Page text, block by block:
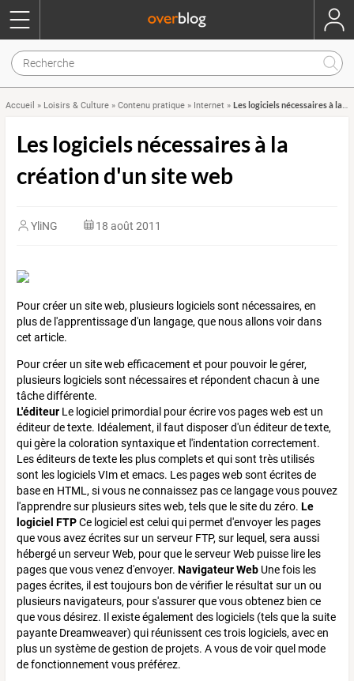
Accueil » Loisirs & Culture » Contenu pratique » Internet » Les logiciels nécessaires à la création d'un site web
Les logiciels nécessaires à la
création d'un site web
YliNG 18 août 2011
Pour créer un site web, plusieurs logiciels sont nécessaires, en
plus de l'apprentissage d'un langage, que nous allons voir dans
cet article.
Pour créer un site web efficacement et pour pouvoir le gérer,
plusieurs logiciels sont nécessaires et répondent chacun à une
tâche différente.
L'éditeur Le logiciel primordial pour écrire vos pages web est un
éditeur de texte. Idéalement, il faut disposer d'un éditeur de texte,
qui gère la coloration syntaxique et l'indentation correctement.
Les éditeurs de texte les plus complets et qui sont très utilisés
sont les logiciels VIm et emacs. Les pages web sont écrites de
base en HTML, si vous ne connaissez pas ce langage vous pouvez
l'apprendre sur plusieurs sites web, tels que le site du zéro. Le
logiciel FTPCe logiciel est celui qui permet d'envoyer les pages
que vous avez écrites sur un serveur FTP, sur lequel, sera aussi
hébergé un serveur Web, pour que le serveur Web puisse lire les
pages que vous venez d'envoyer. Navigateur Web Une fois les
pages écrites, il est toujours bon de vérifier le résultat sur un ou
plusieurs navigateurs, pour s'assurer que vous obtenez bien ce
que vous désirez. Il existe également des logiciels (tels que la suite
payante Dreamweaver) qui réunissent ces trois logiciels, avec en
plus un système de gestion de projets. A vous de voir quel mode
de fonctionnement vous préférez.